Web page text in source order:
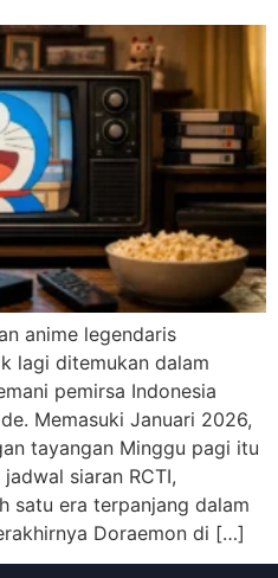
anime legendaris
lagi ditemukan dalam
pemirsa Indonesia
Memasuki Januari 2026,
tayangan Minggu pagi itu
siaran RCTI,
satu era terpanjang dalam
Doraemon di […]